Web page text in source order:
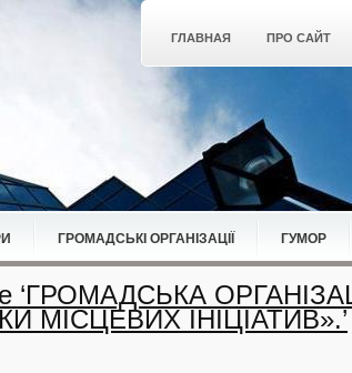
ГЛАВНАЯ ПРО САЙТ
ГРОМАДСЬКІ ОРГАНІЗАЦІЇ ГУМОР
‘ГРОМАДСЬКА
МІСЦЕВИХ ІНІЦІАТИВ».’